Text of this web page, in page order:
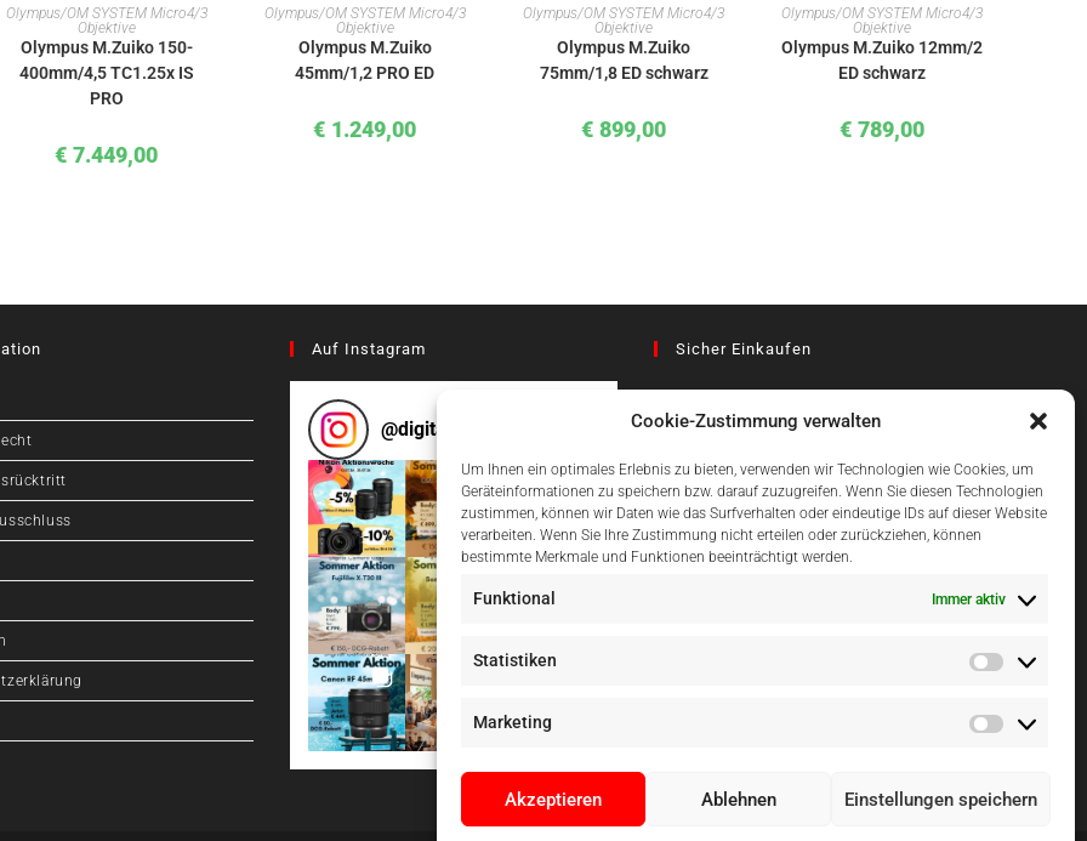
Cookie-Zustimmung verwalten
Um Ihnen ein optimales Erlebnis zu bieten, verwenden wir Technologien wie Cookies, um
Geräteinformationen zu speichern bzw. darauf zuzugreifen. Wenn Sie diesen Technologien
zustimmen, können wir Daten wie das Surfverhalten oder eindeutige IDs auf dieser Website
verarbeiten. Wenn Sie Ihre Zustimmung nicht erteilen oder zurückziehen, können
bestimmte Merkmale und Funktionen beeinträchtigt werden.
Funktional Immer aktiv
Statistiken
Marketing
Akzeptieren Ablehnen Einstellungen speichern
IN DEN WARENKORB
Olympus/OM SYSTEM Micro4/3
Objektive
Olympus M.Zuiko 150-
400mm/4,5 TC1.25x IS
PRO
€ 7.449,00
IN DEN WARENKORB
Olympus/OM SYSTEM Micro4/3
Objektive
Olympus M.Zuiko
45mm/1,2 PRO ED
€ 1.249,00
IN DEN WARENKORB
Olympus/OM SYSTEM Micro4/3
Objektive
Olympus M.Zuiko
75mm/1,8 ED schwarz
€ 899,00
IN DEN WARENKORB
Olympus/OM SYSTEM Micro4/3
Objektive
Olympus M.Zuiko 12mm/2
ED schwarz
€ 789,00
Auf Instagram
@digitalcameragraz
Sicher Einkaufen
Einfach Online Bezahlen